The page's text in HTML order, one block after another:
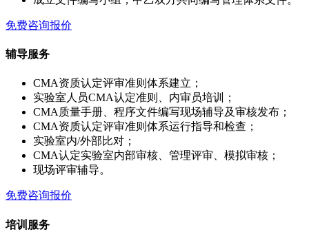
免费咨询报价
辅导服务
CMA资质认定评审准则体系建立；
实验室人员CMA认定准则、内审员培训；
CMA质量手册、程序文件编写现场辅导及审核发布；
CMA资质认定评审准则体系运行指导和检查；
实验室内/外部比对；
CMA认定实验室内部审核、管理评审、模拟审核；
现场评审辅导。
免费咨询报价
培训服务